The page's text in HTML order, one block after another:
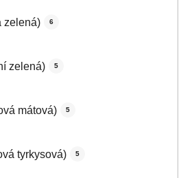
zelená) 6
zelená) 5
mátová) 5
tyrkysová) 5